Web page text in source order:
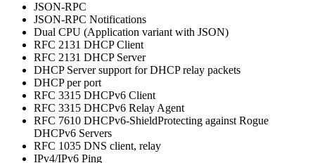
JSON-RPC
JSON-RPC Notifications
Dual CPU (Application variant with JSON)
RFC 2131 DHCP Client
RFC 2131 DHCP Server
DHCP Server support for DHCP relay packets
DHCP per port
RFC 3315 DHCPv6 Client
RFC 3315 DHCPv6 Relay Agent
RFC 7610 DHCPv6-ShieldProtecting against Rogue
DHCPv6 Servers
RFC 1035 DNS client, relay
IPv4/IPv6 Ping